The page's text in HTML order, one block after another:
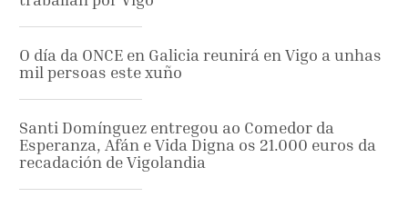
O día da ONCE en Galicia reunirá en Vigo a unhas
mil persoas este xuño
Santi Domínguez entregou ao Comedor da
Esperanza, Afán e Vida Digna os 21.000 euros da
recadación de Vigolandia